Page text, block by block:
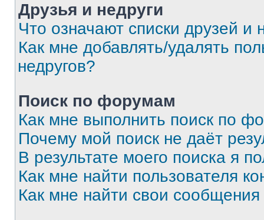
Друзья и недруги
Что означают списки друзей и
Как мне добавлять/удалять
недругов?
Поиск по форумам
Как мне выполнить поиск по
Почему мой поиск не даёт
В результате моего поиска я
Как мне найти пользователя
Как мне найти свои